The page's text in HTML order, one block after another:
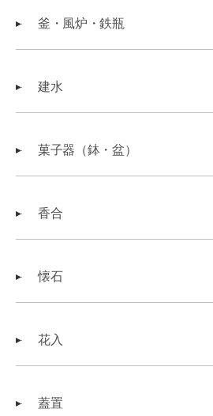
釜・風炉・鉄瓶
建水
菓子器（鉢・盆）
香合
懐石
花入
蓋置